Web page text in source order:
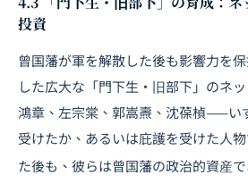
投資
曾国藩が軍を解散した後も影響力を
した広大な「門下生・旧部下」のネ
鴻章、左宗棠、郭嵩燾、沈葆楨——い
受けたか、あるいは庇護を受けた人
た後も、彼らは曾国藩の政治的資産で